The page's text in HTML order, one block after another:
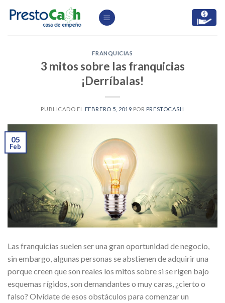
FRANQUICIAS
3 mitos sobre las franquicias
¡Derríbalas!
PUBLICADO EL FEBRERO 5, 2019 POR PRESTOCASH
05
Feb
Las franquicias suelen ser una gran oportunidad de negocio,
sin embargo, algunas personas se abstienen de adquirir una
porque creen que son reales los mitos sobre si se rigen bajo
esquemas rígidos, son demandantes o muy caras, ¿cierto o
falso? Olvídate de esos obstáculos para comenzar un